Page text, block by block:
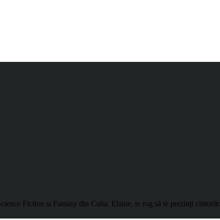
Fiction și Fantasy din Cuba. Elaine, te rog să te prezinți